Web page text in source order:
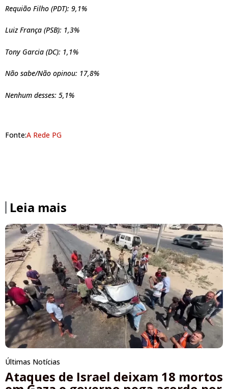
Requião Filho (PDT): 9,1%
Luiz França (PSB): 1,3%
Tony Garcia (DC): 1,1%
Não sabe/Não opinou: 17,8%
Nenhum desses: 5,1%
Fonte:A Rede PG
Leia mais
Últimas Notícias
Ataques de Israel deixam 18 mortos